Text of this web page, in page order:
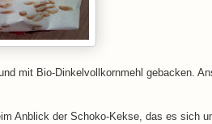
mit Bio-Dinkelvollkornmehl gebacken.
Anblick der Schoko-Kekse, das es sich